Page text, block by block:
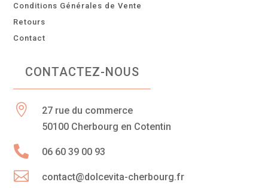
Conditions Générales de Vente
Retours
Contact
CONTACTEZ-NOUS

27 rue du commerce
50100 Cherbourg en Cotentin
 06 60 39 00 93
 contact@dolcevita-cherbourg.fr